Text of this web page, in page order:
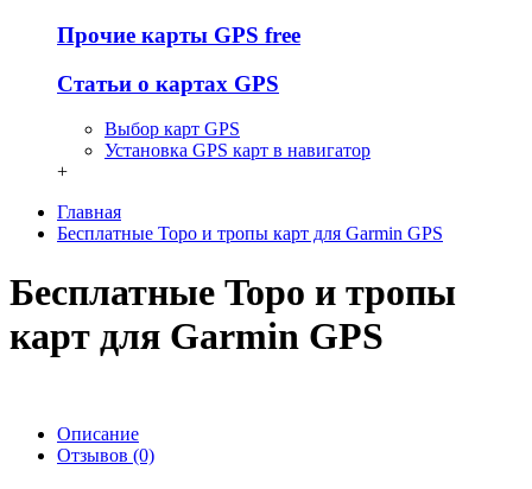
Прочие карты GPS free
Статьи о картах GPS
Выбор карт GPS
Установка GPS карт в навигатор
+
Главная
Бесплатные Topo и тропы карт для Garmin GPS
Бесплатные Topo и тропы
карт для Garmin GPS
Описание
Отзывов (0)